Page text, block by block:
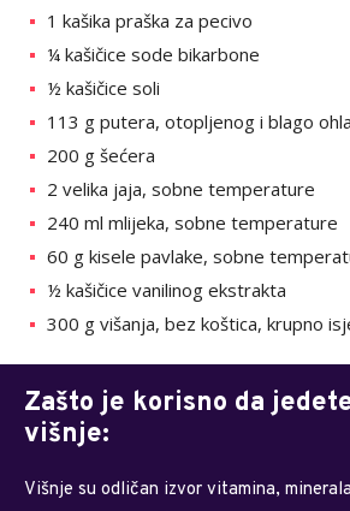
1 kašika praška za pecivo
¼ kašičice sode bikarbone
½ kašičice soli
113 g putera, otopljenog i blago
200 g šećera
2 velika jaja, sobne temperature
240 ml mlijeka, sobne temperature
60 g kisele pavlake, sobne
½ kašičice vanilinog ekstrakta
300 g višanja, bez koštica, krupno
Zašto je korisno da
višnje:
Višnje su odličan izvor vitamina,